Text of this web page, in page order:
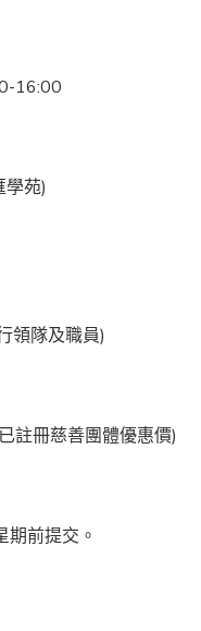
16:00
苑)
領隊及職員)
註冊慈善團體優惠價)
前提交。